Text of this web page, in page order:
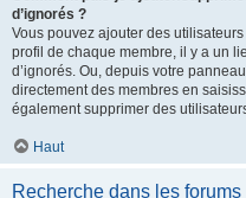
d’ignorés ?
Vous pouvez ajouter des
profil de chaque membre, il y a un
d’ignorés. Ou, depuis votre
directement des membres en
également supprimer des
Haut
Recherche dans les forums